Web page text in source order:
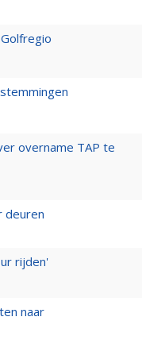
overname TAP te
deuren
rijden'
naar